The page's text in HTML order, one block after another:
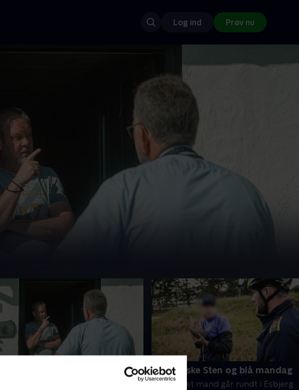
Log ind Prøv nu
Landbetjenten Keld fra Oksbøl kaldes
9. Mystiske Sten og blå mandag
En beruset mand går rundt i Esbjerg